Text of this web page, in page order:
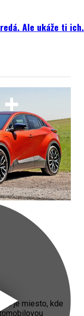
Ale ukáže ti ich.
je miesto, kde